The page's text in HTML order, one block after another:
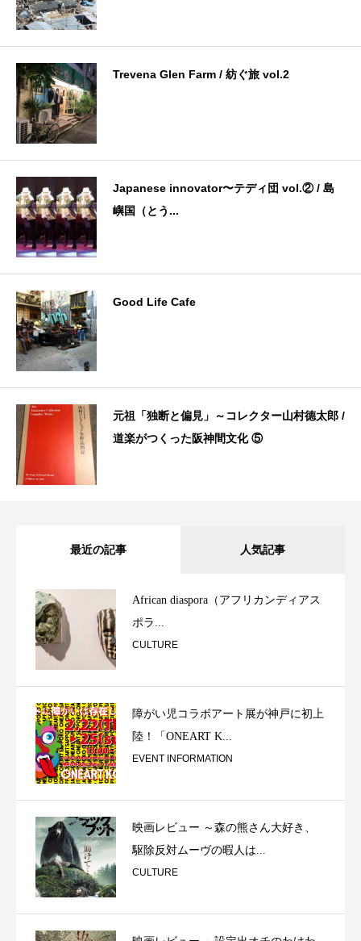
Trevena Glen Farm / 紡ぐ旅 vol.2
Japanese innovator〜テディ団 vol.② / 島
嶼国（とう...
Good Life Cafe
元祖「独断と偏見」～コレクター山村德太郎 /
道楽がつくった阪神間文化 ⑤
最近の記事 人気記事
African diaspora（アフリカンディアス
ポラ...
CULTURE
障がい児コラボアート展が神戸に初上
陸！「ONEART K...
EVENT INFORMATION
映画レビュー ～森の熊さん大好き、
駆除反対ムーヴの暇人は...
CULTURE